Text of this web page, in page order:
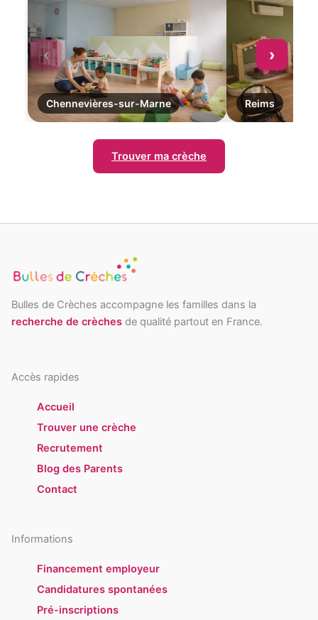
‹ ›
Chennevières-sur-Marne Reims
Trouver ma crèche
Bulles de Crèches accompagne les familles dans la
recherche de crèches de qualité partout en France.
Accès rapides
Accueil
Trouver une crèche
Recrutement
Blog des Parents
Contact
Informations
Financement employeur
Candidatures spontanées
Pré-inscriptions